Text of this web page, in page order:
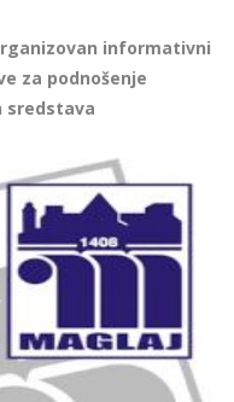
informativni
za podnošenje
sredstava